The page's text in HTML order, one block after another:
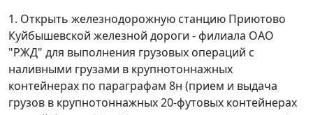
1. Открыть железнодорожную станцию Приютово
Куйбышевской железной дороги - филиала ОАО
"РЖД" для выполнения грузовых операций с
наливными грузами в крупнотоннажных
контейнерах по параграфам 8н (прием и выдача
грузов в крупнотоннажных 20-футовых контейнерах